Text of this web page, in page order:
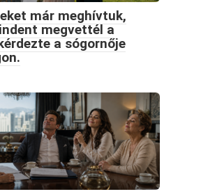
már meghívtuk,
megvettél a
a sógornője